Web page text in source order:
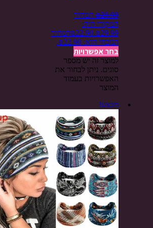
₪29.99
המחיר
המקורי היה:
₪29.99.
₪22.90
המחיר
הנוכחי הוא: ₪22.90.
בחר אפשרויות
למוצר זה יש מספר
סוגים. ניתן לבחור את
האפשרויות בעמוד
המוצר
מבצע!